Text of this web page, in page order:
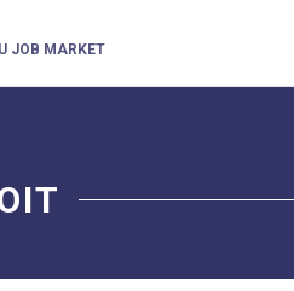
JOB MARKET